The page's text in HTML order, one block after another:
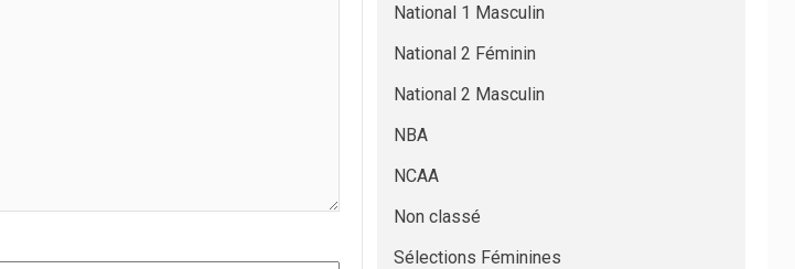
National 1 Masculin
National 2 Féminin
National 2 Masculin
NBA
NCAA
Non classé
Sélections Féminines